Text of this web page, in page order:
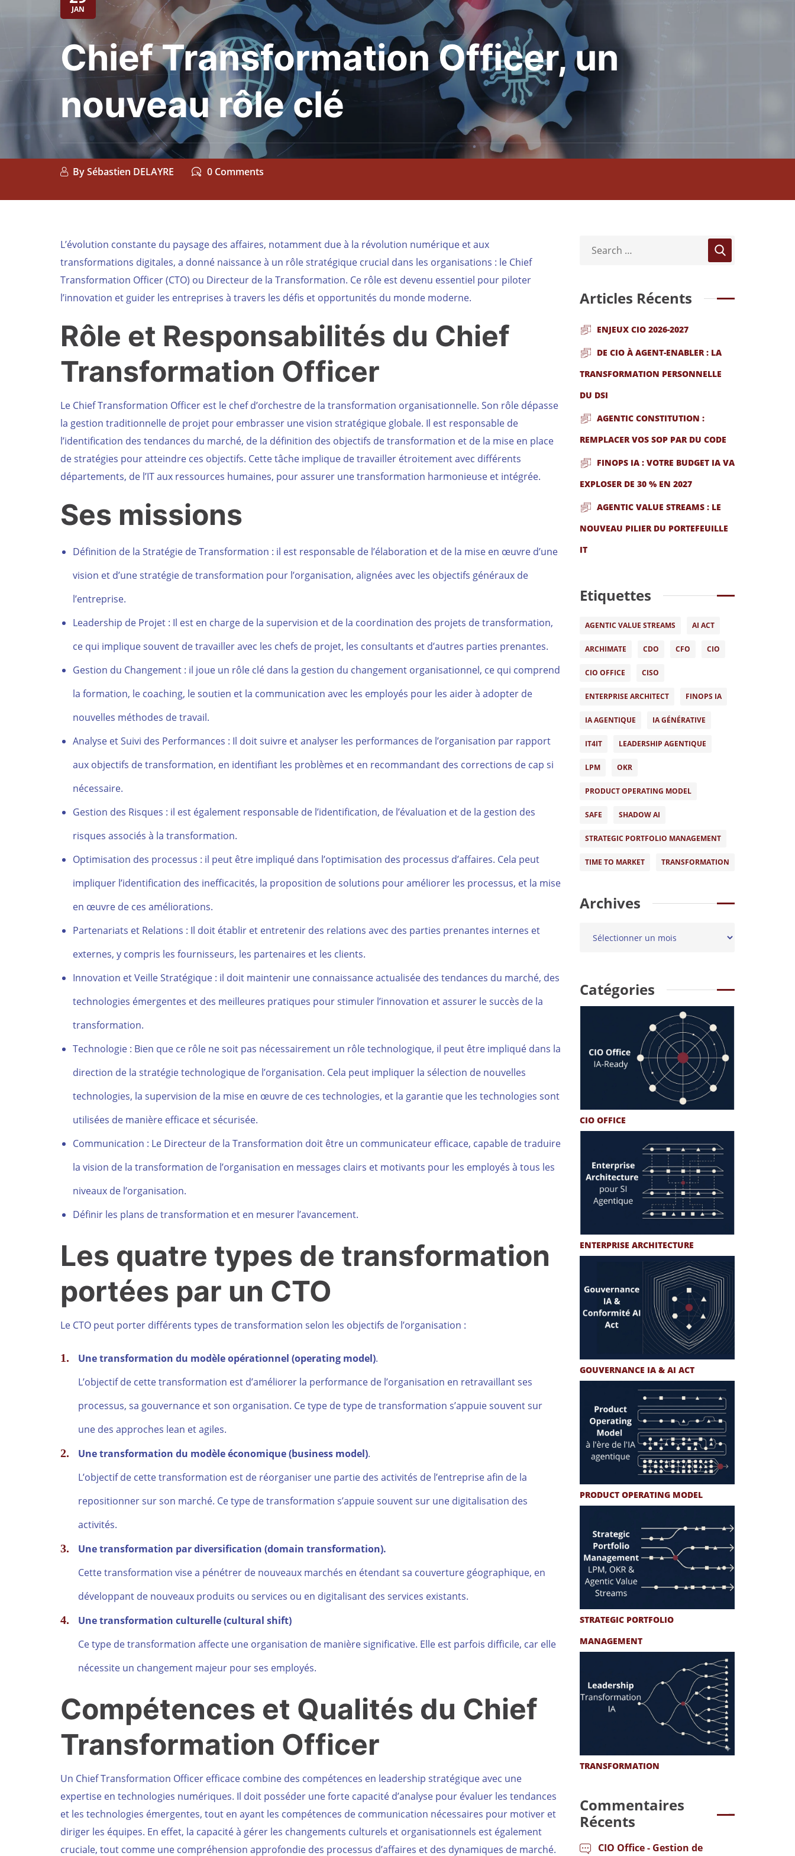
JAN
Chief Transformation Officer, un
nouveau rôle clé
BySébastien DELAYRE 0 Comments
L’évolution constante du paysage des affaires, notamment due à la révolution numérique et aux
transformations digitales, a donné naissance à un rôle stratégique crucial dans les organisations : le Chief
Transformation Officer (CTO) ou Directeur de la Transformation. Ce rôle est devenu essentiel pour piloter
l’innovation et guider les entreprises à travers les défis et opportunités du monde moderne.
Rôle et Responsabilités du Chief
Transformation Officer
Le Chief Transformation Officer est le chef d’orchestre de la transformation organisationnelle. Son rôle dépasse
la gestion traditionnelle de projet pour embrasser une vision stratégique globale. Il est responsable de
l’identification des tendances du marché, de la définition des objectifs de transformation et de la mise en place
de stratégies pour atteindre ces objectifs. Cette tâche implique de travailler étroitement avec différents
départements, de l’IT aux ressources humaines, pour assurer une transformation harmonieuse et intégrée.
Ses missions
Définition de la Stratégie de Transformation : il est responsable de l’élaboration et de la mise en œuvre d’une
vision et d’une stratégie de transformation pour l’organisation, alignées avec les objectifs généraux de
l’entreprise.
Leadership de Projet : Il est en charge de la supervision et de la coordination des projets de transformation,
ce qui implique souvent de travailler avec les chefs de projet, les consultants et d’autres parties prenantes.
Gestion du Changement : il joue un rôle clé dans la gestion du changement organisationnel, ce qui comprend
la formation, le coaching, le soutien et la communication avec les employés pour les aider à adopter de
nouvelles méthodes de travail.
Analyse et Suivi des Performances : Il doit suivre et analyser les performances de l’organisation par rapport
aux objectifs de transformation, en identifiant les problèmes et en recommandant des corrections de cap si
nécessaire.
Gestion des Risques : il est également responsable de l’identification, de l’évaluation et de la gestion des
risques associés à la transformation.
Optimisation des processus : il peut être impliqué dans l’optimisation des processus d’affaires. Cela peut
impliquer l’identification des inefficacités, la proposition de solutions pour améliorer les processus, et la mise
en œuvre de ces améliorations.
Partenariats et Relations : Il doit établir et entretenir des relations avec des parties prenantes internes et
externes, y compris les fournisseurs, les partenaires et les clients.
Innovation et Veille Stratégique : il doit maintenir une connaissance actualisée des tendances du marché, des
technologies émergentes et des meilleures pratiques pour stimuler l’innovation et assurer le succès de la
transformation.
Technologie : Bien que ce rôle ne soit pas nécessairement un rôle technologique, il peut être impliqué dans la
direction de la stratégie technologique de l’organisation. Cela peut impliquer la sélection de nouvelles
technologies, la supervision de la mise en œuvre de ces technologies, et la garantie que les technologies sont
utilisées de manière efficace et sécurisée.
Communication : Le Directeur de la Transformation doit être un communicateur efficace, capable de traduire
la vision de la transformation de l’organisation en messages clairs et motivants pour les employés à tous les
niveaux de l’organisation.
Définir les plans de transformation et en mesurer l’avancement.
Les quatre types de transformation
portées par un CTO
Le CTO peut porter différents types de transformation selon les objectifs de l’organisation :
Une transformation du modèle opérationnel (operating model).
L’objectif de cette transformation est d’améliorer la performance de l’organisation en retravaillant ses
processus, sa gouvernance et son organisation. Ce type de type de transformation s’appuie souvent sur
une des approches lean et agiles.
Une transformation du modèle économique (business model).
L’objectif de cette transformation est de réorganiser une partie des activités de l’entreprise afin de la
repositionner sur son marché. Ce type de transformation s’appuie souvent sur une digitalisation des
activités.
Une transformation par diversification (domain transformation).
Cette transformation vise a pénétrer de nouveaux marchés en étendant sa couverture géographique, en
développant de nouveaux produits ou services ou en digitalisant des services existants.
Une transformation culturelle (cultural shift)
Ce type de transformation affecte une organisation de manière significative. Elle est parfois difficile, car elle
nécessite un changement majeur pour ses employés.
Compétences et Qualités du Chief
Transformation Officer
Un Chief Transformation Officer efficace combine des compétences en leadership stratégique avec une
expertise en technologies numériques. Il doit posséder une forte capacité d’analyse pour évaluer les tendances
et les technologies émergentes, tout en ayant les compétences de communication nécessaires pour motiver et
diriger les équipes. En effet, la capacité à gérer les changements culturels et organisationnels est également
cruciale, tout comme une compréhension approfondie des processus d’affaires et des dynamiques de marché.
Articles Récents
ENJEUX CIO 2026-2027
DE CIO À AGENT-ENABLER : LA
TRANSFORMATION PERSONNELLE
DU DSI
AGENTIC CONSTITUTION :
REMPLACER VOS SOP PAR DU CODE
FINOPS IA : VOTRE BUDGET IA VA
EXPLOSER DE 30 % EN 2027
AGENTIC VALUE STREAMS : LE
NOUVEAU PILIER DU PORTEFEUILLE
IT
Etiquettes
AGENTIC VALUE STREAMS AI ACT
ARCHIMATE CDO CFO CIO
CIO OFFICE CISO
ENTERPRISE ARCHITECT FINOPS IA
IA AGENTIQUE IA GÉNÉRATIVE
IT4IT LEADERSHIP AGENTIQUE
LPM OKR
PRODUCT OPERATING MODEL
SAFE SHADOW AI
STRATEGIC PORTFOLIO MANAGEMENT
TIME TO MARKET TRANSFORMATION
Archives
Catégories
CIO OFFICE
ENTERPRISE ARCHITECTURE
GOUVERNANCE IA & AI ACT
PRODUCT OPERATING MODEL
STRATEGIC PORTFOLIO
MANAGEMENT
TRANSFORMATION
Commentaires
Récents
CIO Office - Gestion de